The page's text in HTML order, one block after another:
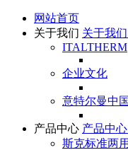
网站首页
关于我们 关于我们
ITALTHERM
企业文化
意特尔曼中国
产品中心 产品中心
斯克标准两